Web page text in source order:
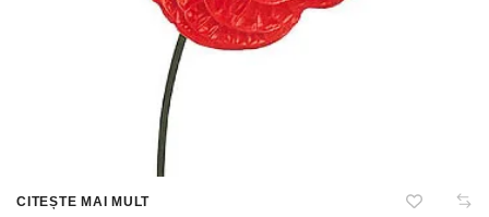
CITEȘTE MAI MULT